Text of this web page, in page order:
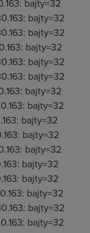
bajty=32
bajty=32
bajty=32
bajty=32
bajty=32
bajty=32
bajty=32
bajty=32
bajty=32
bajty=32
bajty=32
bajty=32
bajty=32
bajty=32
bajty=32
bajty=32